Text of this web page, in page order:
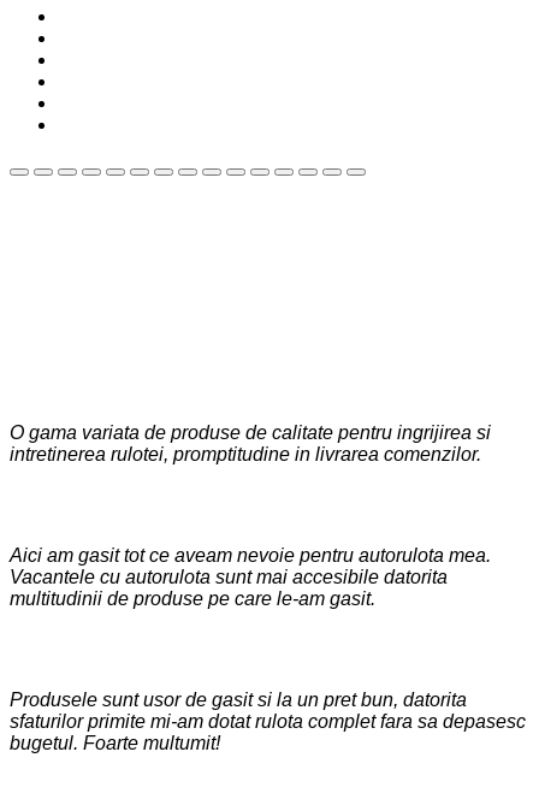
O gama variata de produse de calitate pentru ingrijirea si
intretinerea rulotei, promptitudine in livrarea comenzilor.
Aici am gasit tot ce aveam nevoie pentru autorulota mea.
Vacantele cu autorulota sunt mai accesibile datorita
multitudinii de produse pe care le-am gasit.
Produsele sunt usor de gasit si la un pret bun, datorita
sfaturilor primite mi-am dotat rulota complet fara sa depasesc
bugetul. Foarte multumit!